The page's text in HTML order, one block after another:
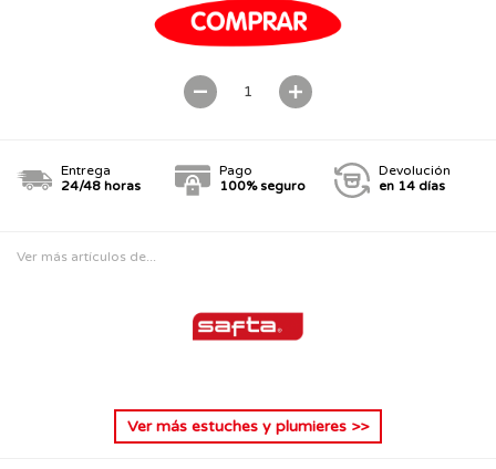
Entrega
24/48 horas
Pago
100% seguro
Devolución
en 14 días
Ver más artículos de...
Ver más estuches y plumieres >>